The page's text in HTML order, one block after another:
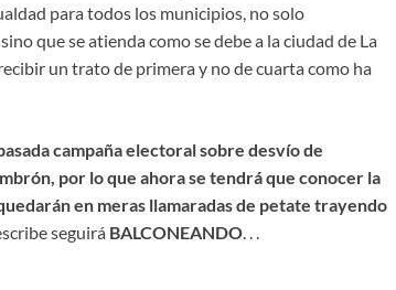
para todos los municipios, no solo
que se atienda como se debe a la ciudad de La
un trato de primera y no de cuarta como ha
campaña electoral sobre desvío de
por lo que ahora se tendrá que conocer la
en meras llamaradas de petate trayendo
seguirá BALCONEANDO